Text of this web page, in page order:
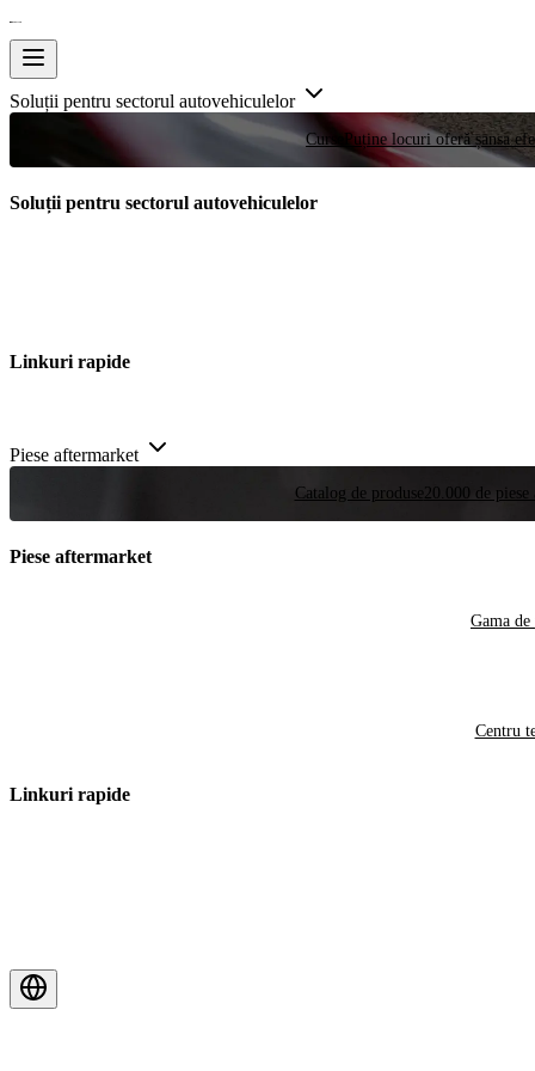
Soluții pentru sectorul autovehiculelor
Curse Puține locuri oferă șansa
Soluții pentru sectorul autovehiculelor
Linkuri rapide
Piese aftermarket
Catalog de produse 20.000 de
Piese aftermarket
Gama de
Centru
Linkuri rapide